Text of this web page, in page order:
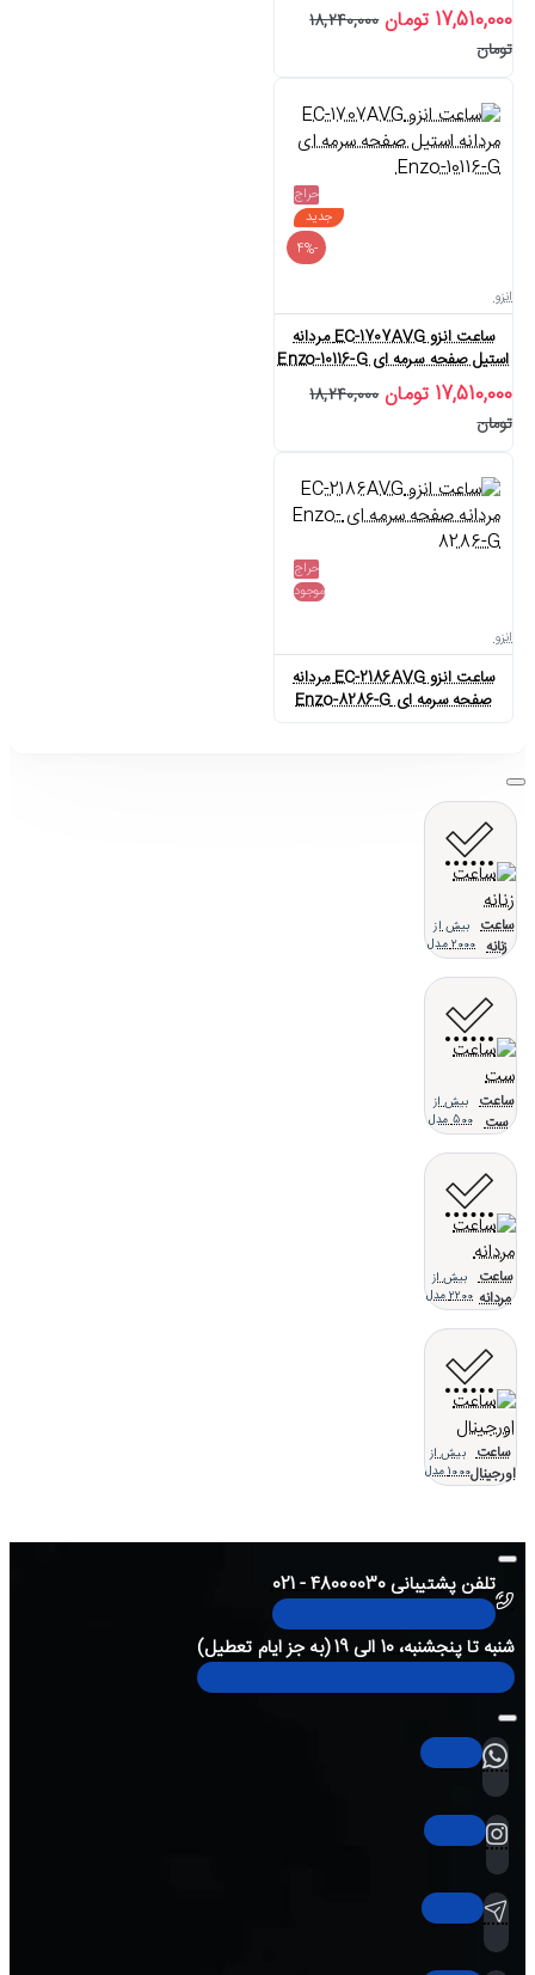
17,510,000 تومان
18,240,000
تومان
حراج
جدید
-4%
انزو
ساعت انزو EC-1707AVG مردانه
استیل صفحه سرمه ای Enzo-10116-G
17,510,000 تومان
18,240,000
تومان
حراج
موجود
انزو
ساعت انزو EC-2186AVG مردانه
صفحه سرمه ای Enzo-8286-G
ساعت
زنانه
بیش از
2000 مدل
ساعت
ست
بیش از
500 مدل
ساعت
مردانه
بیش از
2200 مدل
ساعت
اورجینال
بیش از
1000 مدل
تلفن پشتیبانی 48000030 - 021
شنبه تا پنجشنبه، 10 الی 19 (به جز ایام تعطیل)